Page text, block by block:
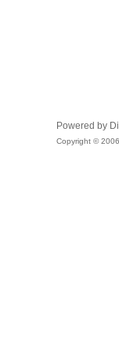
Powered by
Copyright ©